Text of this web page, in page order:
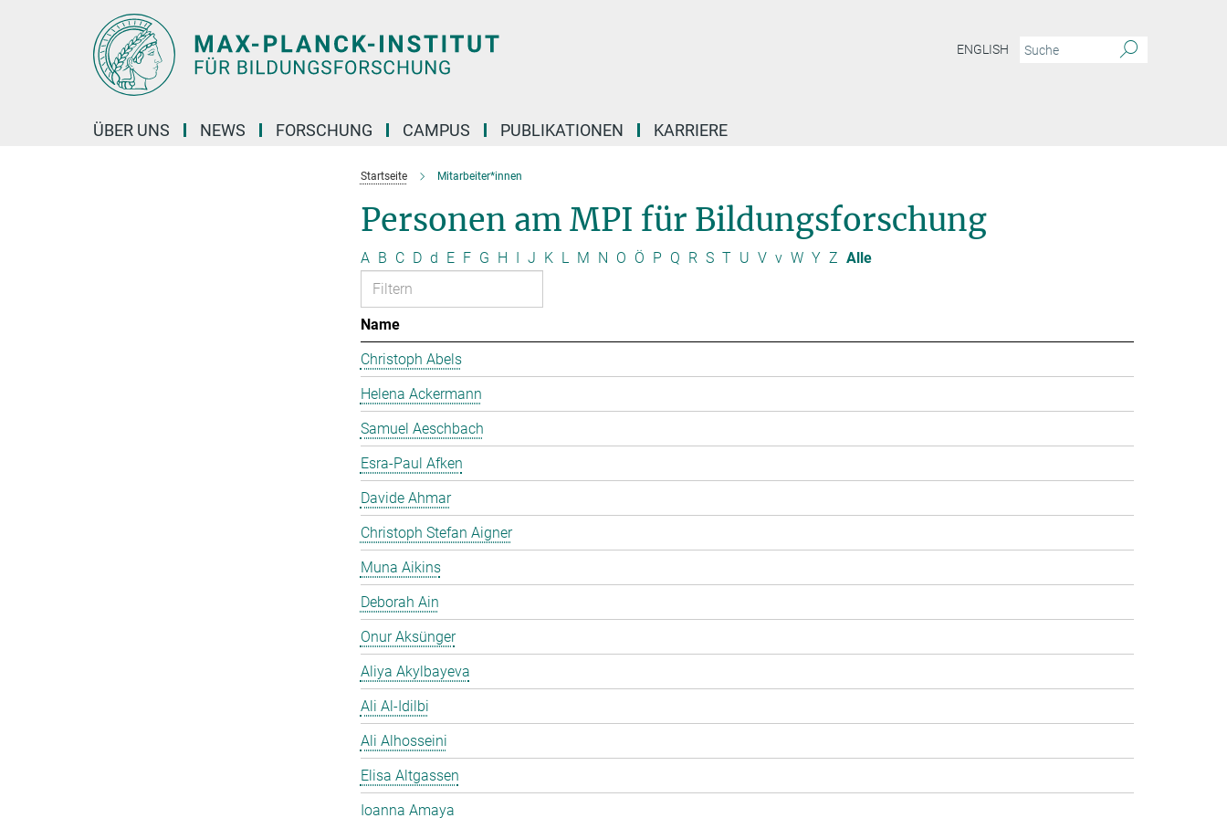
ENGLISH
ÜBER UNS NEWS FORSCHUNG CAMPUS PUBLIKATIONEN KARRIERE
Startseite Mitarbeiter*innen
Personen am MPI für Bildungsforschung
A B C D d E F G H I J K L M N O Ö P Q R S T U V v W Y Z Alle
Name
Christoph Abels
Helena Ackermann
Samuel Aeschbach
Esra-Paul Afken
Davide Ahmar
Christoph Stefan Aigner
Muna Aikins
Deborah Ain
Onur Aksünger
Aliya Akylbayeva
Ali Al-Idilbi
Ali Alhosseini
Elisa Altgassen
Ioanna Amaya